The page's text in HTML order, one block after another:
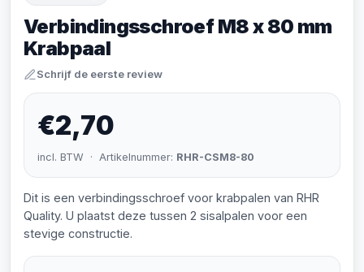
Verbindingsschroef M8 x 80 mm
Krabpaal
Schrijf de eerste review
€2,70
incl. BTW · Artikelnummer: RHR-CSM8-80
Dit is een verbindingsschroef voor krabpalen van RHR
Quality. U plaatst deze tussen 2 sisalpalen voor een
stevige constructie.